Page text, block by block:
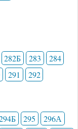
282Б 283
284
291 292
295
296А